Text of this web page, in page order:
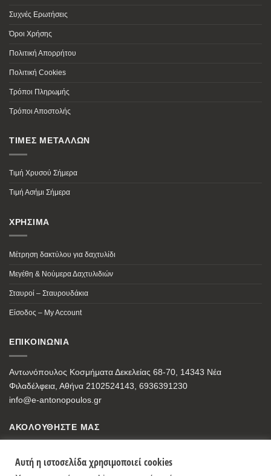
Συχνές Ερωτήσεις
Όροι Χρήσης
Πολιτική Απορρήτου
Πολιτική Cookies
Τρόποι Πληρωμής
Τρόποι Αποστολής
ΤΙΜΕΣ ΜΕΤΑΛΛΩΝ
Τιμή Χρυσού Σήμερα
Τιμή Ασήμι Σήμερα
ΧΡΗΣΙΜΑ
Μέτρηση δακτύλου για δαχτυλίδι
Μεγέθη & Νούμερα Δαχτυλιδιών
Σταυροί – Σταυρουδάκια
Είσοδος – My Account
ΕΠΙΚΟΙΝΩΝΙΑ
Αντωνόπουλος Κοσμήματα Δεκελείας 68-70, 14343 Νέα
Φιλαδέλφεια, Αθήνα 2102524143, 6936391230
info@e-antonopoulos.gr
ΑΚΟΛΟΥΘΗΣΤΕ ΜΑΣ
Αυτή η ιστοσελίδα χρησιμοποιεί cookies